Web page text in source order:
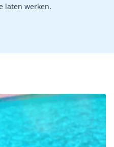
laten werken.